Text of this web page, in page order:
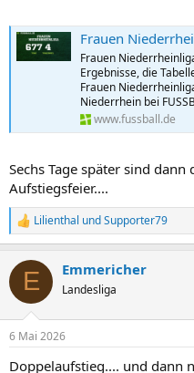
Frauen Niederrheinliga - Niederrhein –
Frauen
Ergebnisse, die
Frauen
Niederrhein bei
www.fussball.de
Sechs Tage später sind
Aufstiegsfeier....
R
e
k
i
n
e
Lilienthal undSupporter79
E Emmericher
Landesliga
6 Mai 2026
Doppelaufstieg.... und dann